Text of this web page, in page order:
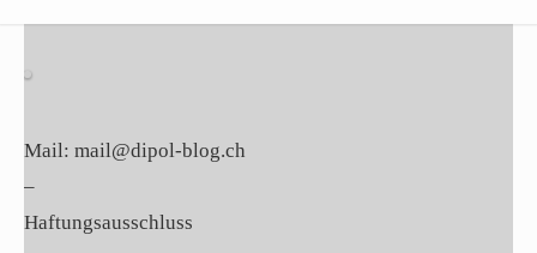
Mail: mail@dipol-blog.ch
–
Haftungsausschluss